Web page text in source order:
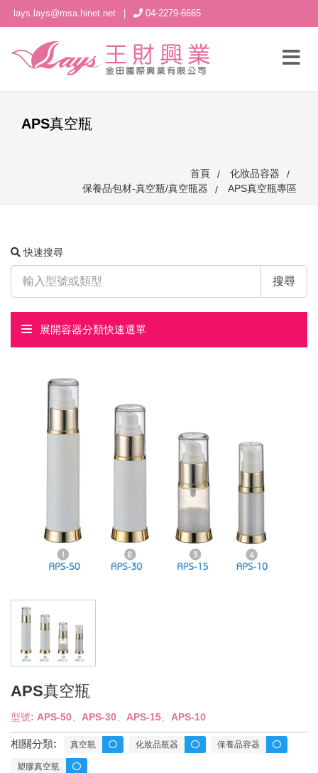
lays.lays@msa.hinet.net 04-2279-6665
APS真空瓶
首頁
化妝品容器
保養品包材-真空瓶/真空瓶器
APS真空瓶專區
快速搜尋
搜尋
展開容器分類快速選單
APS真空瓶
型號: APS-50、APS-30、APS-15、APS-10
相關分類: 真空瓶 化妝品瓶器 保養品容器
塑膠真空瓶